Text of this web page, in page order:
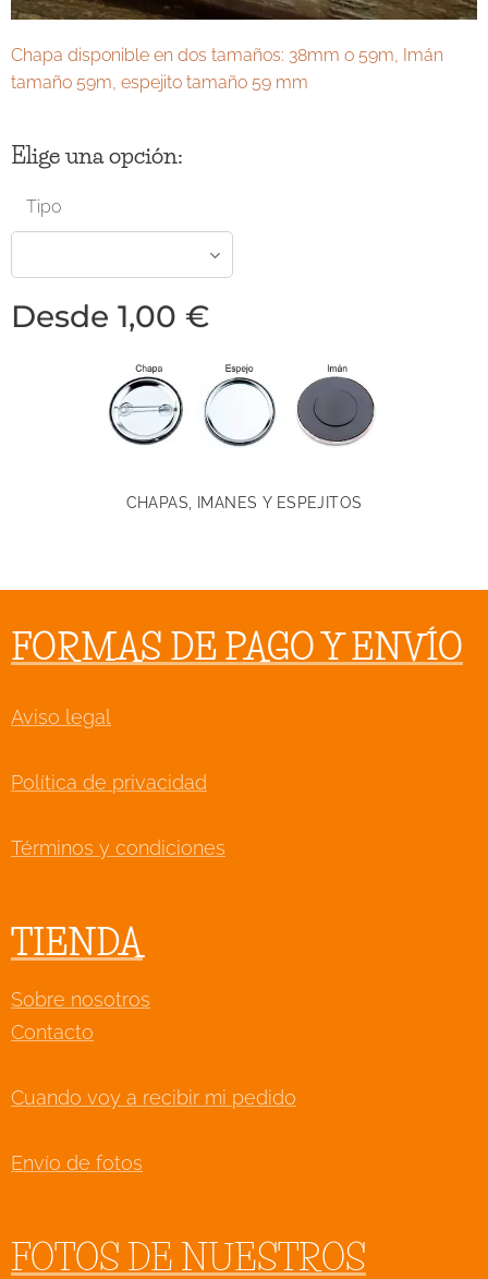
Chapa disponible en dos tamaños: 38mm o 59m, Imán
tamaño 59m, espejito tamaño 59 mm
Elige una opción:
Tipo
Desde 1,00 €
CHAPAS, IMANES Y ESPEJITOS
FORMAS DE PAGO Y ENVÍO
Aviso legal
Política de privacidad
Términos y condiciones
TIENDA
Sobre nosotros
Contacto
Cuando voy a recibir mi pedido
Envío de fotos
FOTOS DE NUESTROS